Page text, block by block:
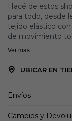
Hacé de estos
para todo, desde
tejido elástico
de movimiento
CLIMACOOL
fibras de secado
Ver mas
UBICAR EN
Envíos
Cambios y